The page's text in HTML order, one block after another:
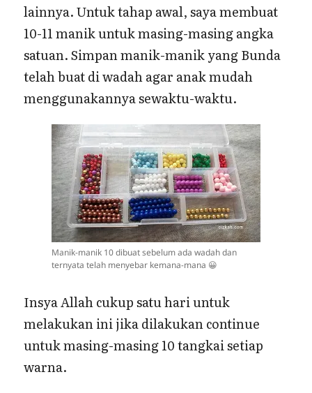
lainnya. Untuk tahap awal, saya membuat
10-11 manik untuk masing-masing angka
satuan. Simpan manik-manik yang Bunda
telah buat di wadah agar anak mudah
menggunakannya sewaktu-waktu.
Manik-manik 10 dibuat sebelum ada wadah dan
ternyata telah menyebar kemana-mana 😀
Insya Allah cukup satu hari untuk
melakukan ini jika dilakukan continue
untuk masing-masing 10 tangkai setiap
warna.